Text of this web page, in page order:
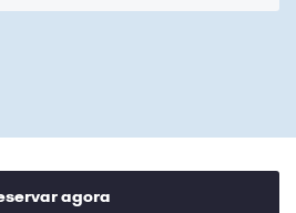
agora